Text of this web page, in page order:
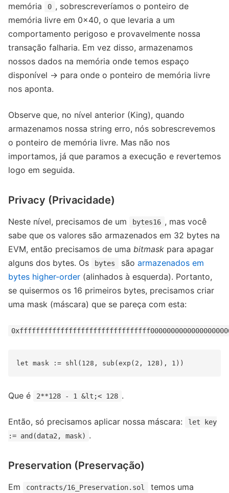
memória
0 , sobrescreveríamos o ponteiro de
memória livre em 0x40, o que levaria a um
comportamento perigoso e provavelmente nossa
transação falharia. Em vez disso, armazenamos
nossos dados na memória onde temos espaço
disponível → para onde o ponteiro de memória livre
nos aponta.
Observe que, no nível anterior (King), quando
armazenamos nossa string erro, nós sobrescrevemos
o ponteiro de memória livre. Mas não nos
importamos, já que paramos a execução e revertemos
logo em seguida.
Privacy (Privacidade)
Neste nível, precisamos de um bytes16 , mas você
sabe que os valores são armazenados em 32 bytes na
EVM, então precisamos de uma bitmask para apagar
alguns dos bytes. Os
bytes são armazenados em
bytes higher-order (alinhados à esquerda). Portanto,
se quisermos os 16 primeiros bytes, precisamos criar
uma mask (máscara) que se pareça com esta:
Que é 2**128 - 1 &lt;< 128 .
Então, só precisamos aplicar nossa máscara:
let key
:= and(data2, mask) .
Preservation (Preservação)
Em contracts/16_Preservation.sol
temos uma